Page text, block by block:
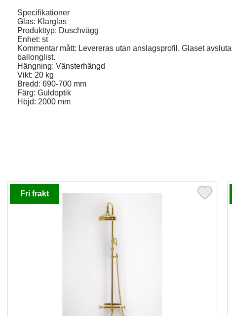
Specifikationer
Glas: Klarglas
Produkttyp: Duschvägg
Enhet: st
Kommentar mått: Levereras utan anslagsprofil. Glaset
ballonglist.
Hängning: Vänsterhängd
Vikt: 20 kg
Bredd: 690-700 mm
Färg: Guldoptik
Höjd: 2000 mm
Fri frakt